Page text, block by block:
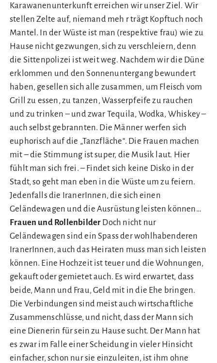
Karawanenunterkunft erreichen wir unser Ziel. Wir
stellen Zelte auf, niemand meh r trägt Kopftuch noch
Mantel. In der Wüste ist man (respektive frau) wie zu
Hause nicht gezwungen, sich zu verschleiern, denn
die Sittenpolizei ist weit weg. Nachdem wir die Düne
erklommen und den Sonnenuntergang bewundert
haben, gesellen sich alle zusammen, um Fleisch vom
Grill zu essen, zu tanzen, Wasserpfeife zu rauchen
und zu trinken – und zwar Tequila, Wodka, Whiskey –
auch selbst gebrannten. Die Männer werfen sich
euphorisch auf die „Tanzfläche“. Die Frauen machen
mit – die Stimmung ist super, die Musik laut. Hier
fühlt man sich frei. – Findet sich keine Disko in der
Stadt, so geht man eben in die Wüste um zu feiern.
Jedenfalls die IranerInnen, die sich einen
Geländewagen und die Ausrüstung leisten können…
Frauen und Rollenbilder Doch nicht nur
Geländewagen sind ein Spass der wohlhabenderen
IranerInnen, auch das Heiraten muss man sich leisten
können. Eine Hochzeit ist teuer und die Wohnungen,
gekauft oder gemietet auch. Es wird erwartet, dass
beide, Mann und Frau, Geld mit in die Ehe bringen.
Die Verbindungen sind meist auch wirtschaftliche
Zusammenschlüsse, und nicht, dass der Mann sich
eine Dienerin für sein zu Hause sucht. Der Mann hat
es zwar im Falle einer Scheidung in vieler Hinsicht
einfacher, schon nur sie einzuleiten, ist ihm ohne